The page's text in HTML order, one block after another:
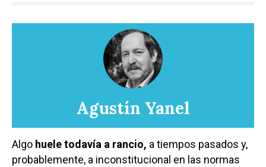
Agustín Yanel
Algo huele todavía a rancio, a tiempos pasados y,
probablemente, a inconstitucional en las normas